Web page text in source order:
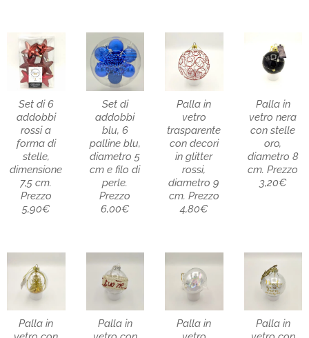
Set di 6
addobbi
rossi a
forma di
stelle,
dimensione
7,5 cm.
Prezzo
5,90€
Set di
addobbi
blu, 6
palline blu,
diametro 5
cm e filo di
perle.
Prezzo
6,00€
Palla in
vetro
trasparente
con decori
in glitter
rossi,
diametro 9
cm. Prezzo
4,80€
Palla in
vetro nera
con stelle
oro,
diametro 8
cm. Prezzo
3,20€
Palla in
Palla in
Palla in
Palla in